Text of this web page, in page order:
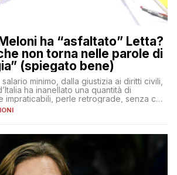
ha “asfaltato” Letta?
non torna nelle parole di
(spiegato bene)
minimo, dalla giustizia ai diritti civili,
ha inanellato una quantità di
perle retrograde, senza che
a sinistra – glielo abbia fatto notare